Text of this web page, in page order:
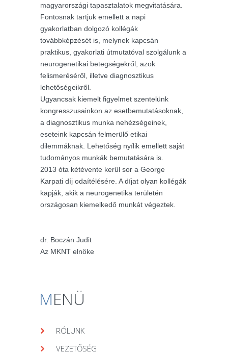
magyarországi tapasztalatok megvitatására.
Fontosnak tartjuk emellett a napi
gyakorlatban dolgozó kollégák
továbbképzését is, melynek kapcsán
praktikus, gyakorlati útmutatóval szolgálunk a
neurogenetikai betegségekről, azok
felismeréséről, illetve diagnosztikus
lehetőségeikről.
Ugyancsak kiemelt figyelmet szentelünk
kongresszusainkon az esetbemutatásoknak,
a diagnosztikus munka nehézségeinek,
eseteink kapcsán felmerülő etikai
dilemmáknak. Lehetőség nyílik emellett saját
tudományos munkák bemutatására is.
2013 óta kétévente kerül sor a George
Karpati díj odaítélésére. A díjat olyan kollégák
kapják, akik a neurogenetika területén
országosan kiemelkedő munkát végeztek.
dr. Boczán Judit
Az MKNT elnöke
MENÜ
RÓLUNK
VEZETŐSÉG